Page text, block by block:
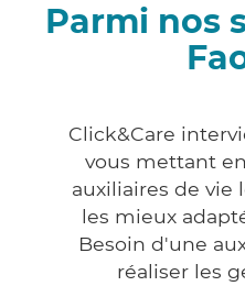
Parmi nos
Click&Care
vous mettant
auxiliaires de vie
les mieux
Besoin d'une
réaliser les